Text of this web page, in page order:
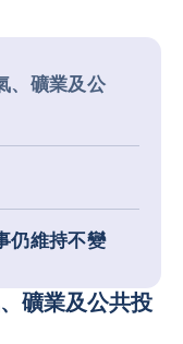
、礦業及公
仍維持不變
礦業及公共投